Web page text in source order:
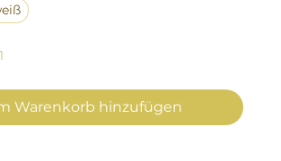
Warenkorb hinzufügen